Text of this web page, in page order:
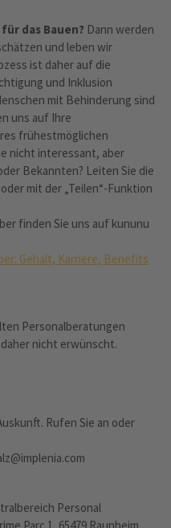
das Bauen? Dann werden
und leben wir
ist daher auf die
und Inklusion
mit Behinderung sind
uns auf Ihre
frühestmöglichen
nicht interessant, aber
Bekannten? Leiten Sie die
oder mit der „Teilen“-Funktion
finden Sie uns auf kununu
Gehalt, Karriere, Benefits
Personalberatungen
nicht erwünscht.
Rufen Sie an oder
Personal